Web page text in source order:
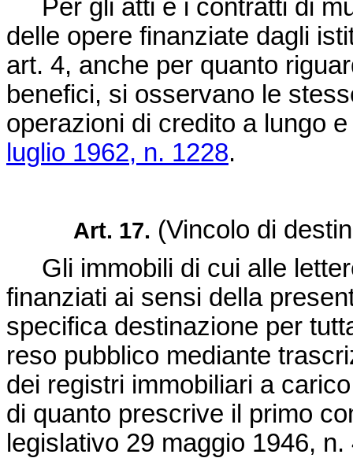
Per gli atti e i contratti di
delle opere finanziate dagli
art. 4, anche per quanto
benefici, si osservano le
operazioni di credito a lungo
luglio 1962, n. 1228.
Art. 17. (Vincolo di
Gli immobili di cui alle
finanziati ai sensi della
specifica destinazione per
reso pubblico mediante
dei registri immobiliari a
di quanto prescrive il primo
legislativo 29 maggio 1946, n.